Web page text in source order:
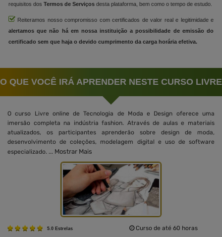
requisitos dos Termos de Serviços desta plataforma, bem como o tempo de estudo.
Reiteramos nosso compromisso com certificados de valor real e legitimidade e
alertamos que não há em nossa instituição a possibilidade de emissão do
certificado sem que haja o devido cumprimento da carga horária efetiva.
O QUE VOCÊ IRÁ APRENDER NESTE CURSO LIVRE
O curso Livre online de Tecnologia de Moda e Design oferece uma
imersão completa na indústria fashion. Através de aulas e materiais
atualizados, os participantes aprenderão sobre design de moda,
desenvolvimento de coleções, modelagem digital e uso de software
especializado. ... Mostrar Mais
5.0 Estrelas Curso de até 60 horas